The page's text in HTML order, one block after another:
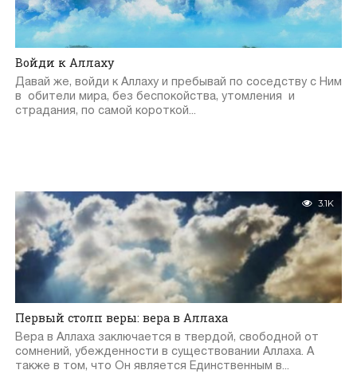
Войди к Аллаху
Давай же, войди к Аллаху и пребывай по соседству с Ним
в обители мира, без беспокойства, утомления и
страдания, по самой короткой...
3.1K
Первый столп веры: вера в Аллаха
Вера в Аллаха заключается в твердой, свободной от
сомнений, убежденности в существовании Аллаха. А
также в том, что Он является Единственным в...